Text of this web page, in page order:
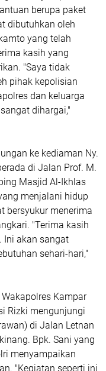
berupa paket
dibutuhkan oleh
yang telah
kasih yang
"Saya tidak
pihak kepolisian
dan keluarga
dihargai,"
ke kediaman Ny.
di Jalan Prof. M.
Masjid Al-Ikhlas
menjalani hidup
bersyukur menerima
"Terima kasih
Ini akan sangat
sehari-hari,"
Kampar
Rizki mengunjungi
di Jalan Letnan
Bpk. Sani yang
menyampaikan
"Kegiatan seperti ini